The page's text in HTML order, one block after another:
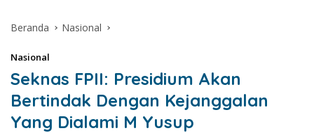
Beranda Nasional
Nasional
Seknas FPII: Presidium Akan
Bertindak Dengan Kejanggalan
Yang Dialami M Yusup